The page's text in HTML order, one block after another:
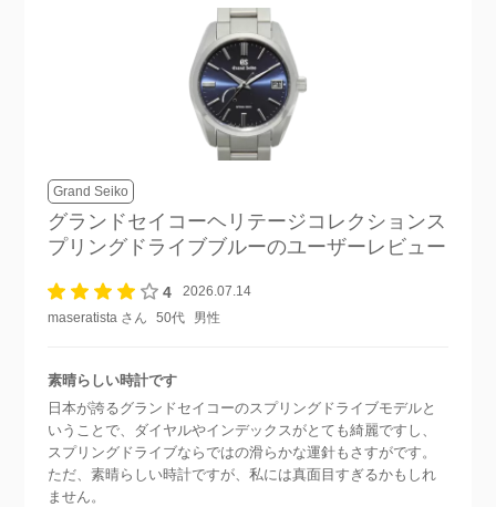
Grand Seiko
グランドセイコーヘリテージコレクションス
プリングドライブブルーのユーザーレビュー
4
2026.07.14
maseratista さん
50代 男性
素晴らしい時計です
日本が誇るグランドセイコーのスプリングドライブモデルと
いうことで、ダイヤルやインデックスがとても綺麗ですし、
スプリングドライブならではの滑らかな運針もさすがです。
ただ、素晴らしい時計ですが、私には真面目すぎるかもしれ
ません。